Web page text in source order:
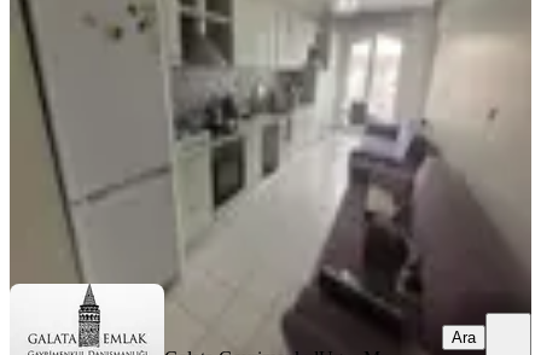
Battalgazi, Paşaköşkü Mahallesi
3+1
190 m² 5. Kat· 02.08.2026
3.750.000 ₺
Galata Gayrimenkul Ugur Mumcu Şahin
Ara